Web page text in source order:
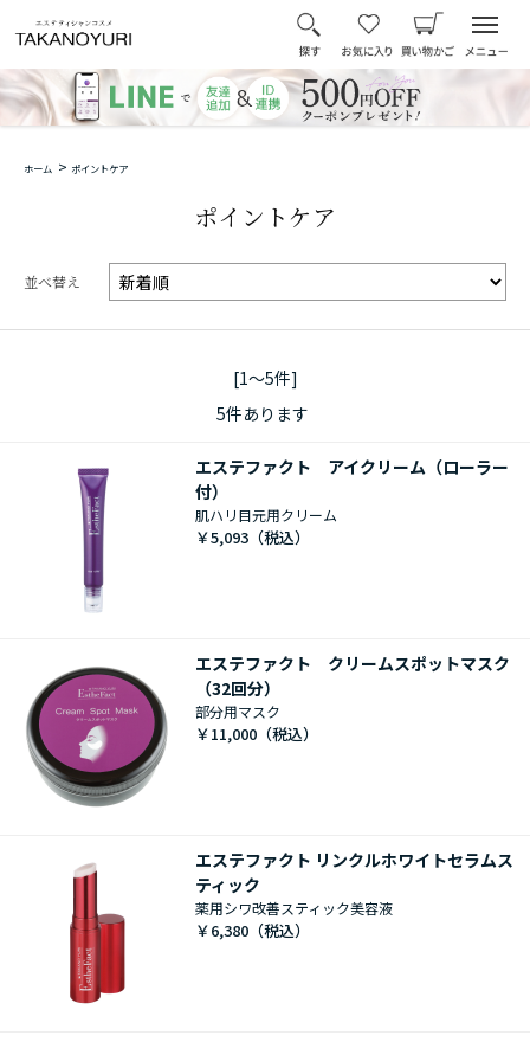
ポイントケア
並べ替え
[1～5件]
5件あります
エステファクト アイクリーム（ローラー
付）
肌ハリ目元用クリーム
￥5,093
エステファクト クリームスポットマスク
（32回分）
部分用マスク
￥11,000
エステファクト リンクルホワイトセラムス
ティック
薬用シワ改善スティック美容液
￥6,380
ホーム > ポイントケア